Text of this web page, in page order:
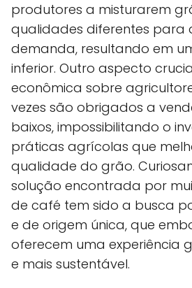
produtores a misturarem
qualidades diferentes para
demanda, resultando em
inferior. Outro aspecto
econômica sobre
vezes são obrigados a
baixos, impossibilitando o
práticas agrícolas que
qualidade do grão.
solução encontrada por
de café tem sido a busca
e de origem única, que
oferecem uma experiência
e mais sustentável.